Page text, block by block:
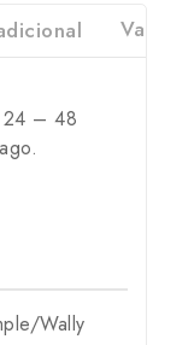
24 – 48
Wally